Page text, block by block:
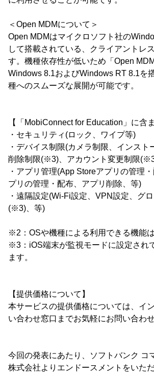
＜Open MDMについて＞
Open MDMはマイクロソフト社の
して搭載されている、クライアントレ
す。機種依存性が低いため「Open
Windows 8.1およびWindows RT 8.1を
種へのスムーズな展開が可能です。
【「MobiConnect for Education」に含
・セキュリティ(ロック、ワイプ等)
・デバイス制限(カメラ制限、インスト
削除制限(※3)、アカウント変更制限
・アプリ管理(App Storeアプリの管理
プリの管理・配布、アプリ削除、等)
・遠隔設定(Wi-Fi設定、VPN設定、グ
(※3)、等)
※2：OSや機種による利用できる機能は
※3：iOS端末が監視モードに設定され
ます。
【提供価格について】
本サービスの提供価格については、イ
い合わせ窓口までお気軽にお問い合わせ
今回の発表にあたり、ソフトバンク コ
株式会社よりエンドースメントをいた